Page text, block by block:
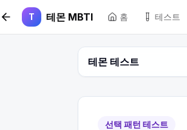
본문 바로가기
T 테몬 MBTI 홈 테스트
테몬 테스트
선택 패턴 테스트